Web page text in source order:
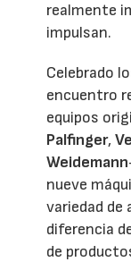
realmente
impulsan.
Celebrado
encuentro
equipos
Palfinger,
Weidemann
nueve
variedad
diferencia
de